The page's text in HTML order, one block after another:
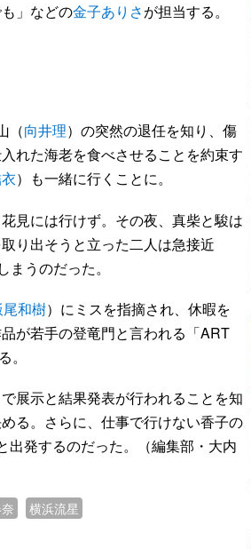
」などの金子ありさが担当する。
（向井理）の突然の退任を知り、傷
れた海老を食べさせることを約束す
）も一緒に行くことに。
見には行けず。その夜、真柴と駿は
り出そうと立った二人は急接近
うのだった。
尾和樹）にミスを指摘され、休暇を
が若手の登竜門と言われる「ART
展示と結果発表が行われることを知
る。さらに、仕事で行けない香子の
出発するのだった。（編集部・大内
横浜流星